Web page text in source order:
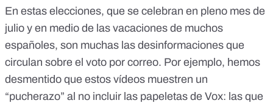
En estas elecciones, que se celebran en pleno mes de
julio y en medio de las vacaciones de muchos
españoles, son muchas las desinformaciones que
circulan sobre el voto por correo. Por ejemplo, hemos
desmentido que estos vídeos muestren un
“pucherazo” al no incluir las papeletas de Vox: las que